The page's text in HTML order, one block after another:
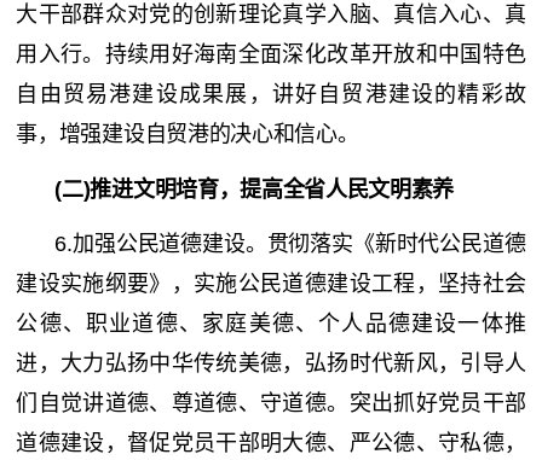
大干部群众对党的创新理论真学入脑、真信入心、真
用入行。持续用好海南全面深化改革开放和中国特色
自由贸易港建设成果展，讲好自贸港建设的精彩故
事，增强建设自贸港的决心和信心。
(二)推进文明培育，提高全省人民文明素养
6.加强公民道德建设。贯彻落实《新时代公民道德
建设实施纲要》，实施公民道德建设工程，坚持社会
公德、职业道德、家庭美德、个人品德建设一体推
进，大力弘扬中华传统美德，弘扬时代新风，引导人
们自觉讲道德、尊道德、守道德。突出抓好党员干部
道德建设，督促党员干部明大德、严公德、守私德，